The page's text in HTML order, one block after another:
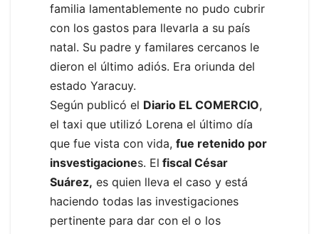
familia lamentablemente no pudo cubrir
con los gastos para llevarla a su país
natal. Su padre y familares cercanos le
dieron el último adiós. Era oriunda del
estado Yaracuy.
Según publicó el Diario EL COMERCIO,
el taxi que utilizó Lorena el último día
que fue vista con vida, fue retenido por
insvestigaciones. El fiscal César
Suárez, es quien lleva el caso y está
haciendo todas las investigaciones
pertinente para dar con el o los